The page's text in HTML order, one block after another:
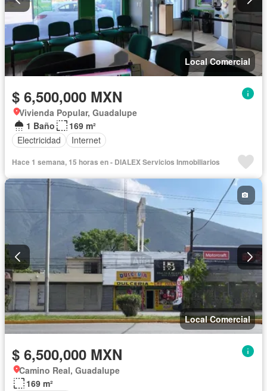
Local Comercial
$ 6,500,000 MXN
Vivienda Popular, Guadalupe
1 Baño
169 m²
Electricidad
Internet
Hace 1 semana, 15 horas en - DIALEX Servicios Inmobiliarios
Local Comercial
$ 6,500,000 MXN
Camino Real, Guadalupe
169 m²